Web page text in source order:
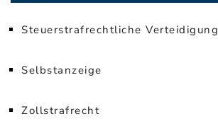
Steuerstrafrechtliche Verteidigung
Selbstanzeige
Zollstrafrecht